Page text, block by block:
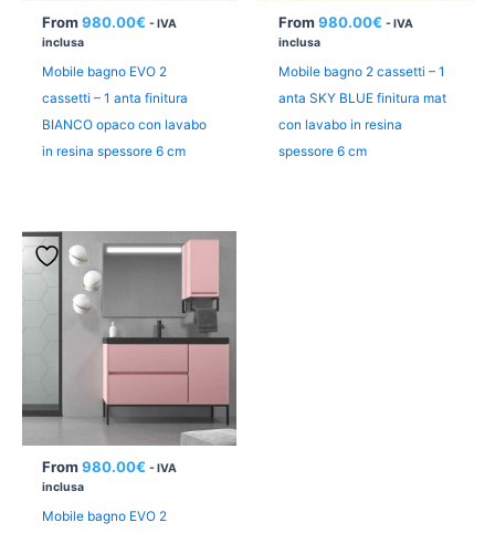
From 980.00€ - IVA
inclusa
Mobile bagno EVO 2
cassetti – 1 anta finitura
BIANCO opaco con lavabo
in resina spessore 6 cm
From 980.00€ - IVA
inclusa
Mobile bagno 2 cassetti – 1
anta SKY BLUE finitura mat
con lavabo in resina
spessore 6 cm
From 980.00€ - IVA
inclusa
Mobile bagno EVO 2